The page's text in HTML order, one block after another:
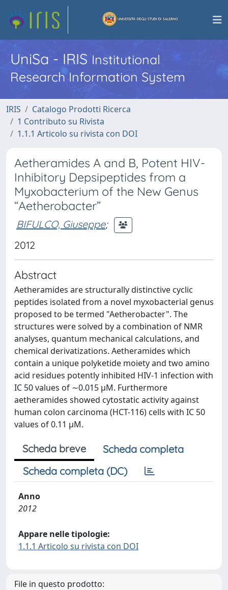
UniSa - IRISInstitutional
Research Information System
IRIS
Catalogo Prodotti Ricerca
1 Contributo su Rivista
1.1.1 Articolo su rivista con DOI
Aetheramides A and B, Potent HIV-
Inhibitory Depsipeptides from a
Myxobacterium of the New Genus
“Aetherobacter”
BIFULCO, Giuseppe;
2012
Abstract
Aetheramides are structurally distinctive cyclic
peptides isolated from a novel myxobacterial genus
proposed to be termed "Aetherobacter". The
structures were solved by a combination of NMR
analyses, quantum mechanical calculations, and
chemical derivatizations. Aetheramides which
contain a unique polyketide moiety and two amino
acid residues potently inhibited HIV-1 infection with
IC 50 values of ∼0.015 μM. Furthermore
aetheramides showed cytostatic activity against
human colon carcinoma (HCT-116) cells with IC 50
values of 0.11 μM.
Scheda breve
Scheda completa
Scheda completa (DC)
Anno
2012
Appare nelle tipologie:
1.1.1 Articolo su rivista con DOI
File in questo prodotto: